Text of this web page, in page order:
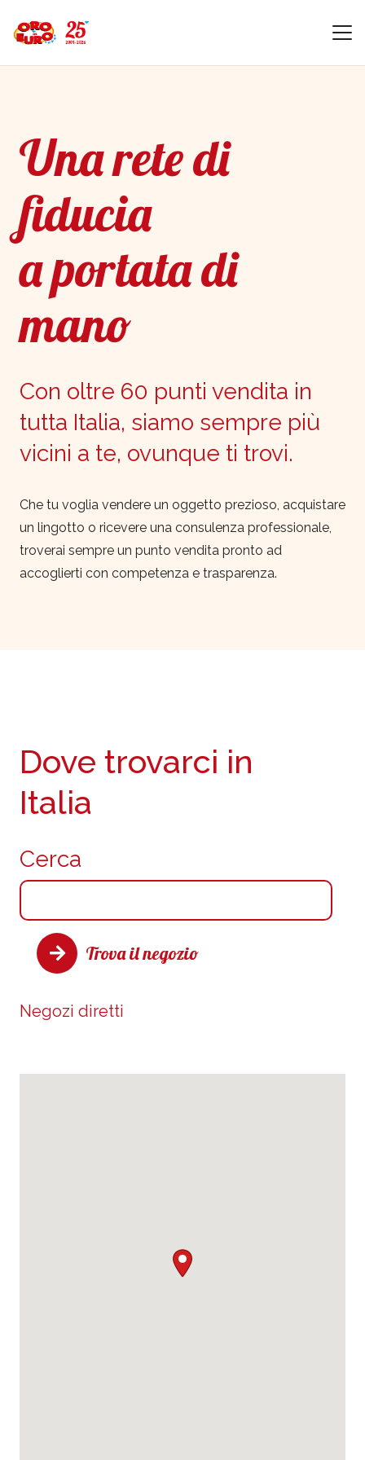
Una rete di
fiducia
a portata di
mano
Con oltre 60 punti vendita in
tutta Italia, siamo sempre più
vicini a te, ovunque ti trovi.
Che tu voglia vendere un oggetto prezioso, acquistare
un lingotto o ricevere una consulenza professionale,
troverai sempre un punto vendita pronto ad
accoglierti con competenza e trasparenza.
Cerca
Trova il negozio
Dove trovarci in
Italia
Negozi diretti